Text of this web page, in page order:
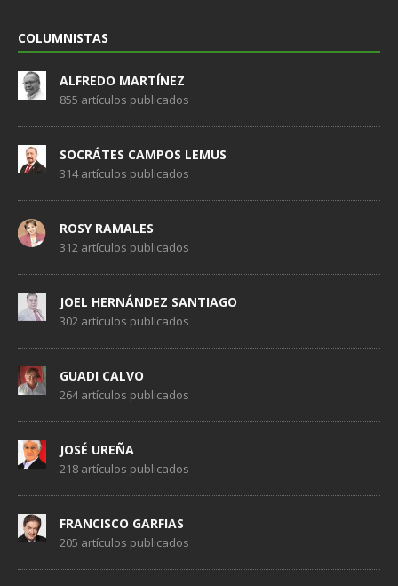
COLUMNISTAS
ALFREDO MARTÍNEZ
855 artículos publicados
SOCRÁTES CAMPOS LEMUS
314 artículos publicados
ROSY RAMALES
312 artículos publicados
JOEL HERNÁNDEZ SANTIAGO
302 artículos publicados
GUADI CALVO
264 artículos publicados
JOSÉ UREÑA
218 artículos publicados
FRANCISCO GARFIAS
205 artículos publicados